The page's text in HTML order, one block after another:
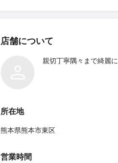
店舗について
親切丁寧隅々まで綺麗に
所在地
熊本県熊本市東区
営業時間